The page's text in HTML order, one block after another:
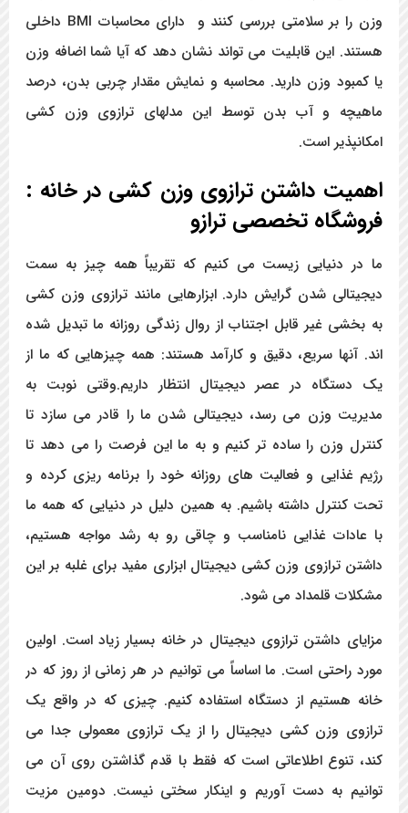
وزن را بر سلامتی بررسی کنند و دارای محاسبات BMI داخلی
هستند. این قابلیت می تواند نشان دهد که آیا شما اضافه وزن
یا کمبود وزن دارید. محاسبه و نمایش مقدار چربی بدن، درصد
ماهیچه و آب بدن توسط این مدلهای ترازوی وزن کشی
امکانپذیر است.
اهمیت داشتن ترازوی وزن کشی در خانه :
فروشگاه تخصصی ترازو
ما در دنیایی زیست می کنیم که تقریباً همه چیز به سمت
دیجیتالی شدن گرایش دارد. ابزارهایی مانند ترازوی وزن کشی
به بخشی غیر قابل اجتناب از روال زندگی روزانه ما تبدیل شده
اند. آنها سریع، دقیق و کارآمد هستند: همه چیزهایی که ما از
یک دستگاه در عصر دیجیتال انتظار داریم.وقتی نوبت به
مدیریت وزن می رسد، دیجیتالی شدن ما را قادر می سازد تا
کنترل وزن را ساده تر کنیم و به ما این فرصت را می دهد تا
رژیم غذایی و فعالیت های روزانه خود را برنامه ریزی کرده و
تحت کنترل داشته باشیم. به همین دلیل در دنیایی که همه ما
با عادات غذایی نامناسب و چاقی رو به رشد مواجه هستیم،
داشتن ترازوی وزن کشی دیجیتال ابزاری مفید برای غلبه بر این
مشکلات قلمداد می شود.
مزایای داشتن ترازوی دیجیتال در خانه بسیار زیاد است. اولین
مورد راحتی است. ما اساساً می توانیم در هر زمانی از روز که در
خانه هستیم از دستگاه استفاده کنیم. چیزی که در واقع یک
ترازوی وزن کشی دیجیتال را از یک ترازوی معمولی جدا می
کند، تنوع اطلاعاتی است که فقط با قدم گذاشتن روی آن می
توانیم به دست آوریم و اینکار سختی نیست. دومین مزیت